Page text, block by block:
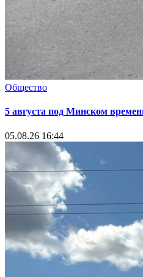
Общество
5 августа под Минском
05.08.26 16:44